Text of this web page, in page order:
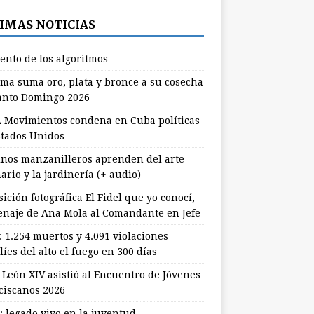
NOTICIAS
de los algoritmos
suma oro, plata y bronce a su cosecha
Domingo 2026
Movimientos condena en Cuba políticas
Unidos
manzanilleros aprenden del arte
y la jardinería (+ audio)
fotográfica El Fidel que yo conocí,
de Ana Mola al Comandante en Jefe
1.254 muertos y 4.091 violaciones
del alto el fuego en 300 días
León XIV asistió al Encuentro de Jóvenes
2026